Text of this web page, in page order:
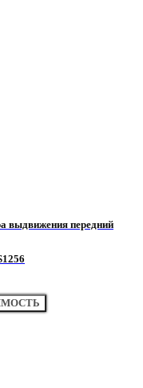
выдвижения передний